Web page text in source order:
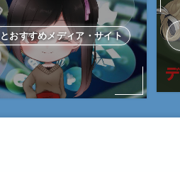
おすすめメディア・サイト